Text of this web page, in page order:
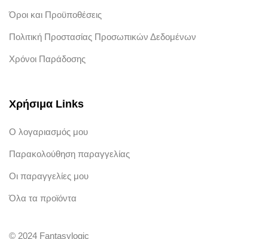
Όροι και Προϋποθέσεις
Πολιτική Προστασίας Προσωπικών Δεδομένων
Χρόνοι Παράδοσης
Χρήσιμα Links
Ο λογαριασμός μου
Παρακολούθηση παραγγελίας
Οι παραγγελίες μου
Όλα τα προϊόντα
© 2024 Fantasylogic